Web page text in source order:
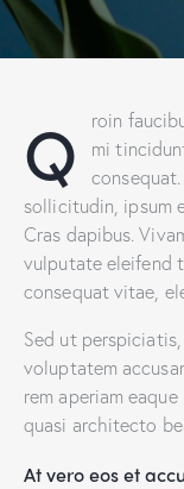
Q
roin
mi
sollicitudin, ipsum
Cras dapibus.
vulputate eleifend
consequat vitae,
Sed ut
voluptatem
rem aperiam
quasi architecto
At vero eos et